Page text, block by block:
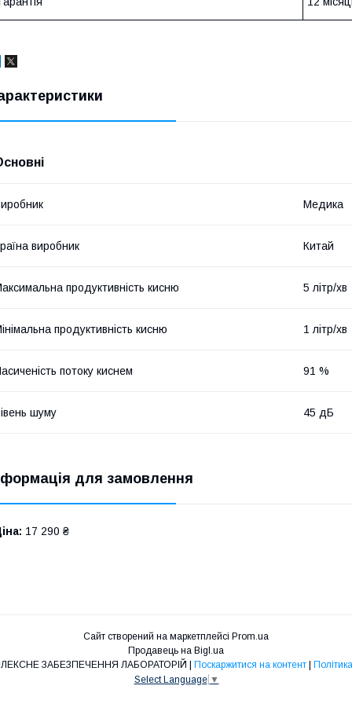
Медика
виробник Китай
продуктивність кисню 5 літр/хв
продуктивність кисню 1 літр/хв
потоку киснем 91 %
шуму 45 дБ
для замовлення
17 290 ₴
Сайт створений на маркетплейсі Prom.ua
Продавець на Bigl.ua
ЛАБСНАБ - КОМПЛЕКСНЕ ЗАБЕЗПЕЧЕННЯ ЛАБОРАТОРІЙ | Поскаржитися на контент |
Select Language ▼